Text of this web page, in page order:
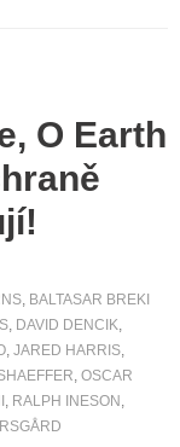
O Earth
, BALTASAR BREKI
, DAVID DENCIK,
, JARED HARRIS,
, OSCAR
, RALPH INESON ,